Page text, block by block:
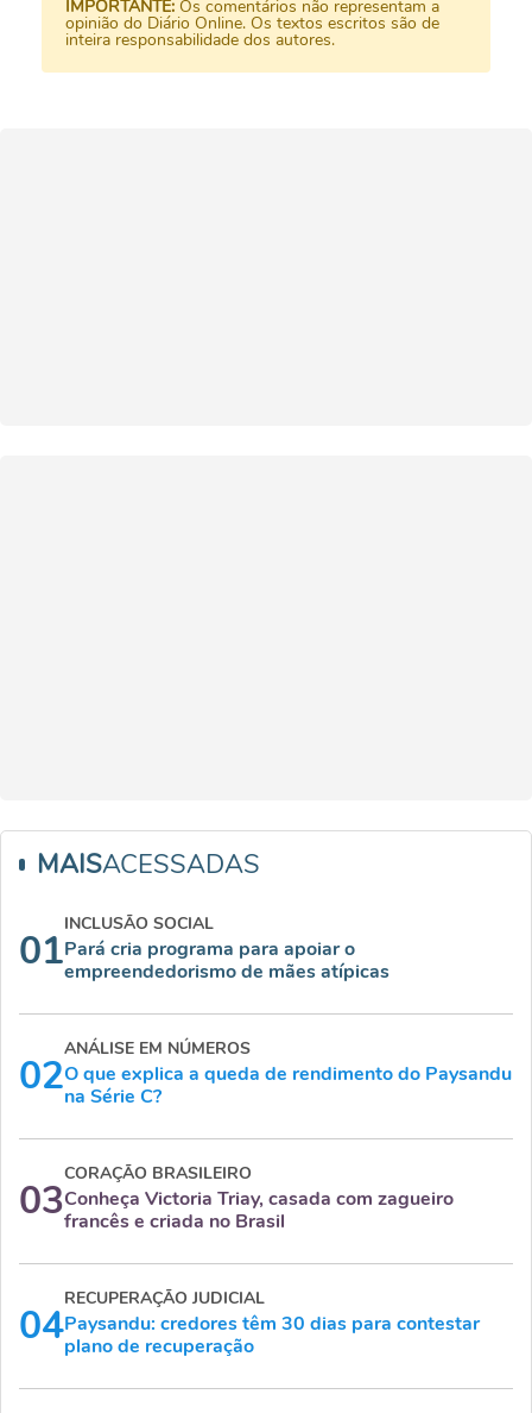
IMPORTANTE: Os comentários não representam a
opinião do Diário Online. Os textos escritos são de
inteira responsabilidade dos autores.
MAISACESSADAS
01
INCLUSÃO SOCIAL
Pará cria programa para apoiar o
empreendedorismo de mães atípicas
02
ANÁLISE EM NÚMEROS
O que explica a queda de rendimento do Paysandu
na Série C?
03
CORAÇÃO BRASILEIRO
Conheça Victoria Triay, casada com zagueiro
francês e criada no Brasil
04
RECUPERAÇÃO JUDICIAL
Paysandu: credores têm 30 dias para contestar
plano de recuperação